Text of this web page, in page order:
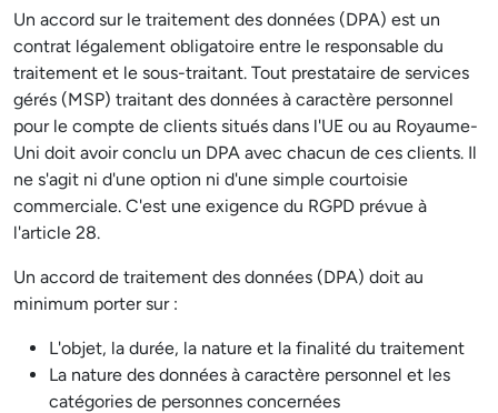
Un accord sur le traitement des données (DPA) est un
contrat légalement obligatoire entre le responsable du
traitement et le sous-traitant. Tout prestataire de services
gérés (MSP) traitant des données à caractère personnel
pour le compte de clients situés dans l'UE ou au Royaume-
Uni doit avoir conclu un DPA avec chacun de ces clients. Il
ne s'agit ni d'une option ni d'une simple courtoisie
commerciale. C'est une exigence du RGPD prévue à
l'article 28.
Un accord de traitement des données (DPA) doit au
minimum porter sur :
L'objet, la durée, la nature et la finalité du traitement
La nature des données à caractère personnel et les
catégories de personnes concernées